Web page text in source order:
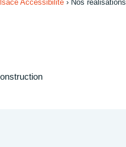
Accessibilité › Nos réalisations